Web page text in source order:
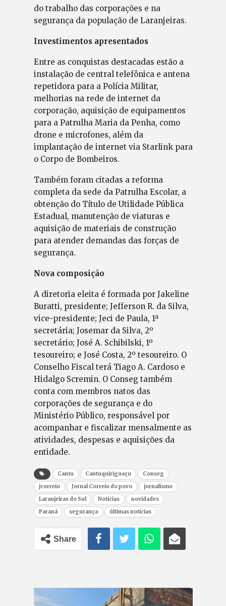
do trabalho das corporações e na
segurança da população de Laranjeiras.
Investimentos apresentados
Entre as conquistas destacadas estão a
instalação de central telefônica e antena
repetidora para a Polícia Militar,
melhorias na rede de internet da
corporação, aquisição de equipamentos
para a Patrulha Maria da Penha, como
drone e microfones, além da
implantação de internet via Starlink para
o Corpo de Bombeiros.
Também foram citadas a reforma
completa da sede da Patrulha Escolar, a
obtenção do Título de Utilidade Pública
Estadual, manutenção de viaturas e
aquisição de materiais de construção
para atender demandas das forças de
segurança.
Nova composição
A diretoria eleita é formada por Jakeline
Buratti, presidente; Jefferson R. da Silva,
vice-presidente; Jeci de Paula, 1ª
secretária; Josemar da Silva, 2º
secretário; José A. Schibilski, 1º
tesoureiro; e José Costa, 2º tesoureiro. O
Conselho Fiscal terá Tiago A. Cardoso e
Hidalgo Scremin. O Conseg também
conta com membros natos das
corporações de segurança e do
Ministério Público, responsável por
acompanhar e fiscalizar mensalmente as
atividades, despesas e aquisições da
entidade.
Cantu Cantuquiriguaçu
Conseg
jcorreio
Jornal Correio do povo
jornalismo
Laranjeiras do Sul
Notícias
novidades
Paraná
segurança últimas notícias
Share